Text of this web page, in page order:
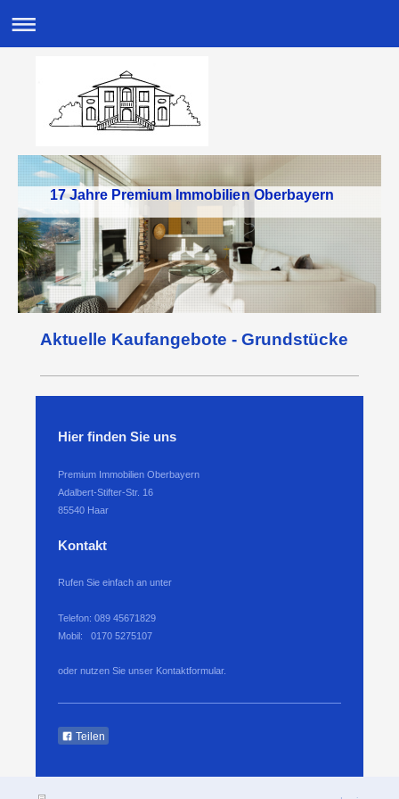
17 Jahre Premium Immobilien Oberbayern
Aktuelle Kaufangebote - Grundstücke
Hier finden Sie uns
Premium Immobilien Oberbayern
Adalbert-Stifter-Str. 16
85540 Haar
Kontakt
Rufen Sie einfach an unter
Telefon: 089 45671829
Mobil: 0170 5275107
oder nutzen Sie unser Kontaktformular.
Teilen